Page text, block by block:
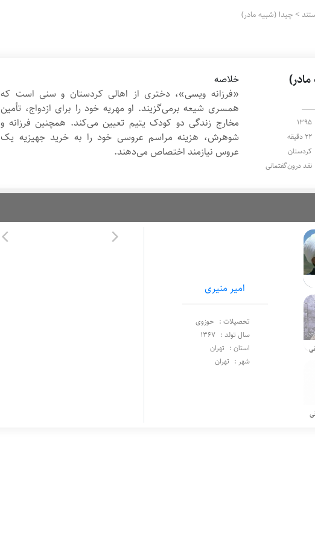
>چیدا (شبیه مادر)
1395
22 دقیقه
کردستان
نقد درون‌گفتمانی
خلاصه
«فرزانه ویسی»، دختری از اهالی کردستان و سنی است که
همسری شیعه برمی‌گزیند. او مهریه خود را برای ازدواج، تأمین
مخارج زندگی دو کودک یتیم تعیین می‌کند. همچنین فرزانه و
شوهرش، هزینه مراسم عروسی‌ خود را به خرید جهیزیه یک
عروس نیازمند اختصاص می‌دهند.
امیر منیری
تحصیلات : حوزوی
سال تولد : 1367
استان : تهران
شهر : تهران